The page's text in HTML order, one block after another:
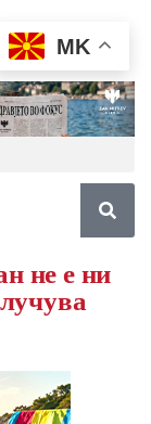
не е ни
MK